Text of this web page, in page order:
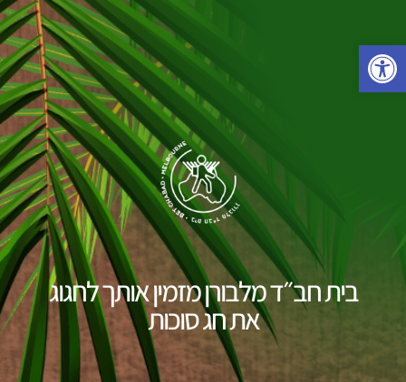
פתח סרגל נגישות
בית חב״ד מלבורן מזמין אותך לחגוג
את חג סוכות